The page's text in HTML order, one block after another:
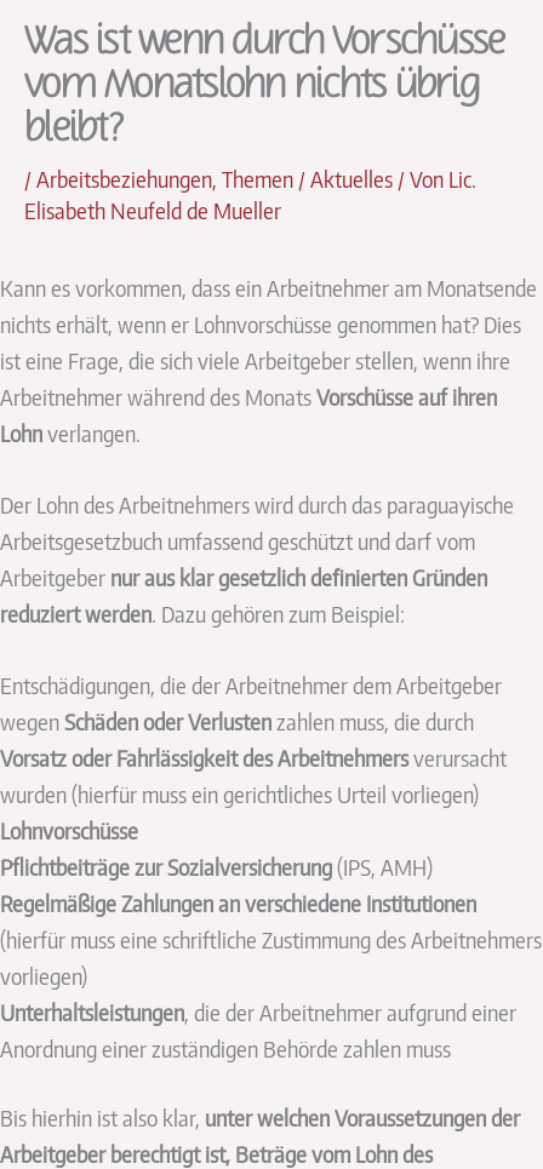
Was ist wenn durch Vorschüsse
vom Monatslohn nichts übrig
bleibt?
/ Arbeitsbeziehungen, Themen / Aktuelles / Von Lic.
Elisabeth Neufeld de Mueller
Kann es vorkommen, dass ein Arbeitnehmer am Monatsende
nichts erhält, wenn er Lohnvorschüsse genommen hat? Dies
ist eine Frage, die sich viele Arbeitgeber stellen, wenn ihre
Arbeitnehmer während des MonatsVorschüsse auf ihren
Lohnverlangen.
Der Lohn des Arbeitnehmers wird durch das paraguayische
Arbeitsgesetzbuch umfassend geschützt und darf vom
Arbeitgeber nur aus klar gesetzlich definierten Gründen
reduziert werden. Dazu gehören zum Beispiel:
Entschädigungen, die der Arbeitnehmer dem Arbeitgeber
wegenSchäden oder Verlustenzahlen muss, die durch
Vorsatz oder Fahrlässigkeit des Arbeitnehmersverursacht
wurden (hierfür muss ein gerichtliches Urteil vorliegen)
Lohnvorschüsse
Pflichtbeiträge zur Sozialversicherung(IPS, AMH)
Regelmäßige Zahlungen an verschiedene Institutionen
(hierfür muss eine schriftliche Zustimmung des Arbeitnehmers
vorliegen)
Unterhaltsleistungen, die der Arbeitnehmer aufgrund einer
Anordnung einer zuständigen Behörde zahlen muss
Bis hierhin ist also klar, unter welchen Voraussetzungen der
Arbeitgeber berechtigt ist, Beträge vom Lohn des